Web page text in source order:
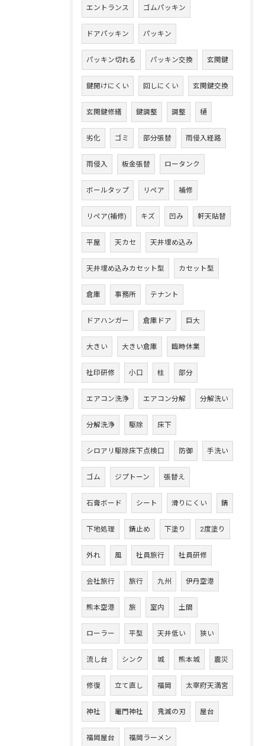
エントランス ゴムパッキン
ドアパッキン パッキン
パッキン切れる パッキン交換 玄関鍵
鍵開けにくい 回しにくい 玄関鍵交換
玄関鍵修繕 鍵調整 調整 樋
劣化 ゴミ 部分張替 雨侵入経路
雨侵入 板金張替 ロータンク
ボールタップ リペア 補修
リペア(補修) キズ 凹み 軒天貼替
平屋 天カセ 天井埋め込み
天井埋め込みカセット型 カセット型
倉庫 事務所 テナント
ドアハンガー 倉庫ドア 巨大
大きい 大きい倉庫 臨時休業
社印研修 小口 柱 部分
エアコン洗浄 エアコン分解 分解洗い
分解洗浄 駆除 床下
シロアリ駆除床下点検口 防御 手洗い
ゴム ジプトーン 張替え
石膏ボード シート 滑りにくい 錆
下地処理 錆止め 下塗り 2度塗り
外れ 風 社員旅行 社員研修
会社旅行 旅行 九州 伊丹空港
熊本空港 旅 室内 土間
ローラー 平型 天井低い 狭い
流し台 シンク 城 熊本城 震災
修復 立て直し 福岡 太宰府天満宮
神社 竈門神社 鬼滅の刃 屋台
福岡屋台 福岡ラーメン